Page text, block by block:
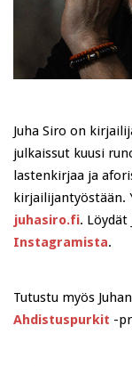
Juha Siro on
julkaissut kuusi
lastenkirjaa ja
kirjailijantyöstään.
juhasiro.fi. Löydät
Instagramista.
Tutustu myös Juhan
Ahdistuspurkit -